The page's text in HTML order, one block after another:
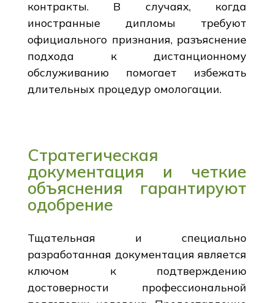
контракты. В случаях, когда
иностранные дипломы требуют
официального признания, разъяснение
подхода к дистанционному
обслуживанию помогает избежать
длительных процедур омологации.
Стратегическая
документация и четкие
объяснения гарантируют
одобрение
Тщательная и специально
разработанная документация является
ключом к подтверждению
достоверности профессиональной